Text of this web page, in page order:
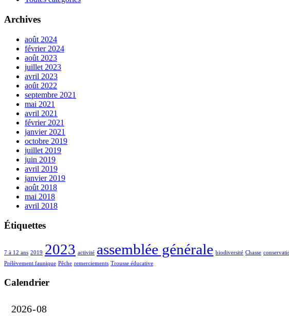
Archives
août 2024
février 2024
août 2023
juillet 2023
avril 2023
août 2022
septembre 2021
mai 2021
avril 2021
février 2021
janvier 2021
octobre 2019
juillet 2019
juin 2019
avril 2019
janvier 2019
août 2018
mai 2018
avril 2018
Étiquettes
7 à 12 ans 2019 2023 activité assemblée générale biodiversité Chasse
Prélèvement faunique Pêche remerciements Trousse éducative
Calendrier